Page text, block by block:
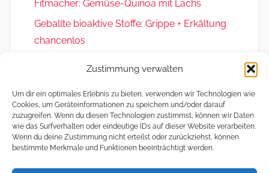
Zustimmung verwalten
Um dir ein optimales Erlebnis zu bieten, verwenden wir Technologien wie
Cookies, um Geräteinformationen zu speichern und/oder darauf
zuzugreifen. Wenn du diesen Technologien zustimmst, können wir Daten
wie das Surfverhalten oder eindeutige IDs auf dieser Website verarbeiten.
Wenn du deine Zustimmung nicht erteilst oder zurückziehst, können
bestimmte Merkmale und Funktionen beeinträchtigt werden.
Fitmacher: Gemüse-Quinoa mit Lachs
Geballte bioaktive Stoffe: Grippe + Erkältung
chancenlos
Hirtenkäse auf Gemüse
Mit Grünkohl gesund durch die Erkältungszeit:
Indische Gemüse-Wraps